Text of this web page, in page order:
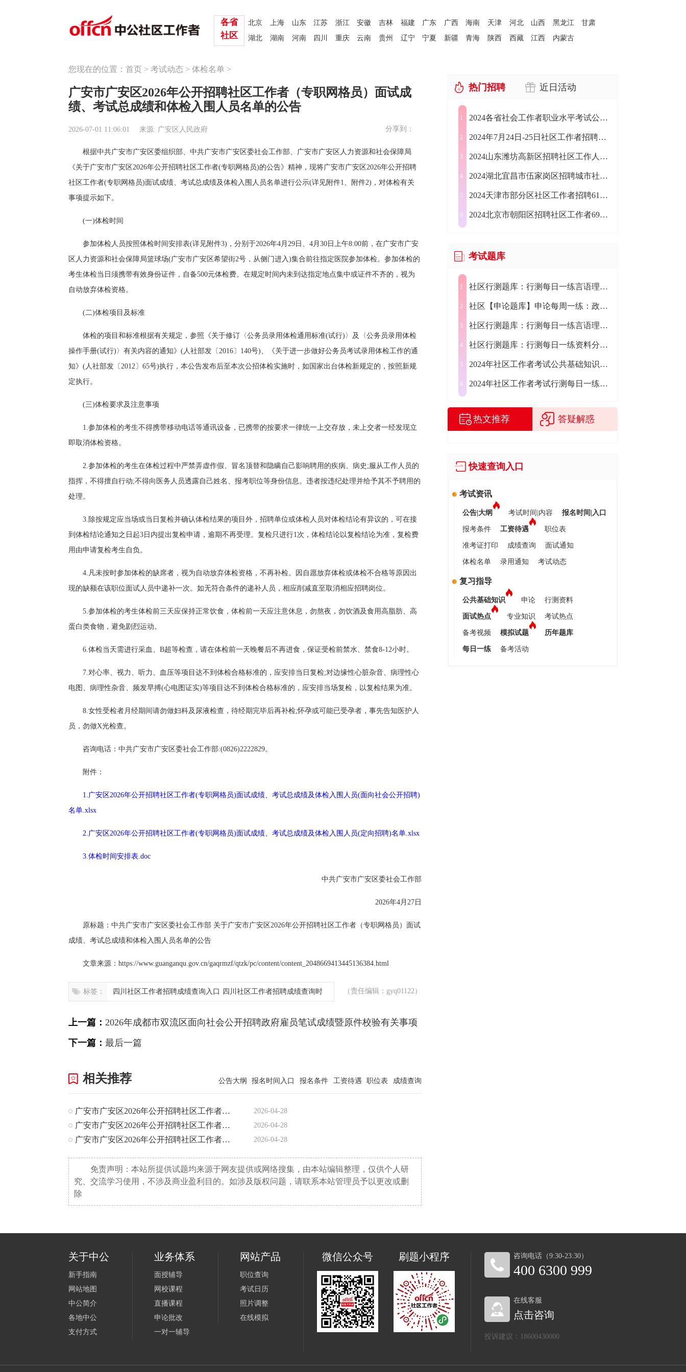
北京 上海 山东 江苏 浙江 安徽 吉林 福建 广东 广西 海南 天津 河北 山西 黑龙江
甘肃
湖北
湖南 河南 四川 重庆 云南 贵州 辽宁 宁夏 新疆 青海 陕西 西藏 江西 内蒙古
各省
社区
您现在的位置：首页 >考试动态 >体检名单 >
广安市广安区2026年公开招聘社区工作者（专职网格员）面试成
绩、考试总成绩和体检入围人员名单的公告
2026-07-01 11:06:01 来源: 广安区人民政府 分享到：
根据中共广安市广安区委组织部、中共广安市广安区委社会工作部、广安市广安区人力资源和社会保障局
《关于广安市广安区2026年公开招聘社区工作者(专职网格员)的公告》精神，现将广安市广安区2026年公开招聘
社区工作者(专职网格员)面试成绩、考试总成绩及体检入围人员名单进行公示(详见附件1、附件2)，对体检有关
事项提示如下。
(一)体检时间
参加体检人员按照体检时间安排表(详见附件3)，分别于2026年4月29日、4月30日上午8:00前，在广安市广安
区人力资源和社会保障局篮球场(广安市广安区希望街2号，从侧门进入)集合前往指定医院参加体检。参加体检的
考生体检当日须携带有效身份证件，自备500元体检费。在规定时间内未到达指定地点集中或证件不齐的，视为
自动放弃体检资格。
(二)体检项目及标准
体检的项目和标准根据有关规定，参照《关于修订〈公务员录用体检通用标准(试行)〉及〈公务员录用体检
操作手册(试行)〉有关内容的通知》(人社部发〔2016〕140号)、《关于进一步做好公务员考试录用体检工作的通
知》(人社部发〔2012〕65号)执行，本公告发布后至本次公招体检实施时，如国家出台体检新规定的，按照新规
定执行。
(三)体检要求及注意事项
1.参加体检的考生不得携带移动电话等通讯设备，已携带的按要求一律统一上交存放，未上交者一经发现立
即取消体检资格。
2.参加体检的考生在体检过程中严禁弄虚作假、冒名顶替和隐瞒自己影响聘用的疾病、病史;服从工作人员的
指挥，不得擅自行动;不得向医务人员透露自己姓名、报考职位等身份信息。违者按违纪处理并给予其不予聘用的
处理。
3.除按规定应当场或当日复检并确认体检结果的项目外，招聘单位或体检人员对体检结论有异议的，可在接
到体检结论通知之日起3日内提出复检申请，逾期不再受理。复检只进行1次，体检结论以复检结论为准，复检费
用由申请复检考生自负。
4.凡未按时参加体检的缺席者，视为自动放弃体检资格，不再补检。因自愿放弃体检或体检不合格等原因出
现的缺额在该职位面试人员中递补一次。如无符合条件的递补人员，相应削减直至取消相应招聘岗位。
5.参加体检的考生体检前三天应保持正常饮食，体检前一天应注意休息，勿熬夜，勿饮酒及食用高脂肪、高
蛋白类食物，避免剧烈运动。
6.体检当天需进行采血、B超等检查，请在体检前一天晚餐后不再进食，保证受检前禁水、禁食8-12小时。
7.对心率、视力、听力、血压等项目达不到体检合格标准的，应安排当日复检;对边缘性心脏杂音、病理性心
电图、病理性杂音、频发早搏(心电图证实)等项目达不到体检合格标准的，应安排当场复检，以复检结果为准。
8.女性受检者月经期间请勿做妇科及尿液检查，待经期完毕后再补检;怀孕或可能已受孕者，事先告知医护人
员，勿做X光检查。
咨询电话：中共广安市广安区委社会工作部:(0826)2222829。
附件：
1.广安区2026年公开招聘社区工作者(专职网格员)面试成绩、考试总成绩及体检入围人员(面向社会公开招聘)
名单.xlsx
2.广安区2026年公开招聘社区工作者(专职网格员)面试成绩、考试总成绩及体检入围人员(定向招聘)名单.xlsx
3.体检时间安排表.doc
中共广安市广安区委社会工作部
2026年4月27日
原标题：中共广安市广安区委社会工作部 关于广安市广安区2026年公开招聘社区工作者（专职网格员）面试
成绩、考试总成绩和体检入围人员名单的公告
文章来源：https://www.guanganqu.gov.cn/gaqrmzf/qtzk/pc/content/content_2048669413445136384.html
标签： 四川社区工作者招聘成绩查询入口 四川社区工作者招聘成绩查询时 （责任编辑：gyq01122）
上一篇： 2026年成都市双流区面向社会公开招聘政府雇员笔试成绩暨原件校验有关事项
的公告
下一篇：最后一篇
相关推荐 公告大纲 报名时间入口 报名条件 工资待遇 职位表 成绩查询
广安市广安区2026年公开招聘社区工作者（专职网格员）面试成 2026-04-28
广安市广安区2026年公开招聘社区工作者（专职网格员）面试成 2026-04-28
广安市广安区2026年公开招聘社区工作者（专职网格员）面试成 2026-04-28
免责声明：本站所提供试题均来源于网友提供或网络搜集，由本站编辑整理，仅供个人研
究、交流学习使用，不涉及商业盈利目的。如涉及版权问题，请联系本站管理员予以更改或删
除
热门招聘 近日活动
1 2024各省社会工作者职业水平考试公告汇总
2 2024年7月24日-25日社区工作者招聘公告汇总（1197人）
3 2024山东潍坊高新区招聘社区工作人员50人公告
4 2024湖北宜昌市伍家岗区招聘城市社区工作者23人公告
5 2024天津市部分区社区工作者招聘617人公告
6 2024北京市朝阳区招聘社区工作者696人公告
考试题库
1 社区行测题库：行测每日一练言语理解练习题2024.07.29
2 社区【申论题库】申论每周一练：政务服务新媒体
3 社区行测题库：行测每日一练言语理解练习题2024.07.30
4 社区行测题库：行测每日一练资料分析练习题2024.07.31
5 2024年社区工作者考试公共基础知识每日一练（7.19）
6 2024年社区工作者考试行测每日一练（7.19）
热文推荐 答疑解惑
快速查询入口
考试资讯
公告|大纲 考试时间|内容 报名时间|入口
报考条件 工资待遇 职位表
准考证打印 成绩查询 面试通知
体检名单 录用通知 考试动态
复习指导
公共基础知识 申论 行测资料
面试热点 专业知识 考试热点
备考视频 模拟试题 历年题库
每日一练 备考活动
关于中公
新手指南
网站地图
中公简介
各地中公
支付方式
业务体系
面授辅导
网校课程
直播课程
申论批改
一对一辅导
网站产品
职位查询
考试日历
照片调整
在线模拟
微信公众号 刷题小程序 咨询电话（9:30-23:30）
400 6300 999
在线客服
点击咨询
投诉建议：18600430000